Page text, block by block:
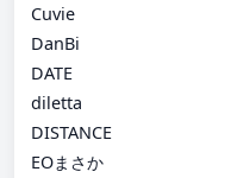
Cuvie
DanBi
DATE
diletta
DISTANCE
EOまさか